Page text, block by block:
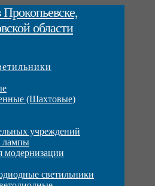
(Шахтовые)
учреждений
лампы
модернизации
светильники